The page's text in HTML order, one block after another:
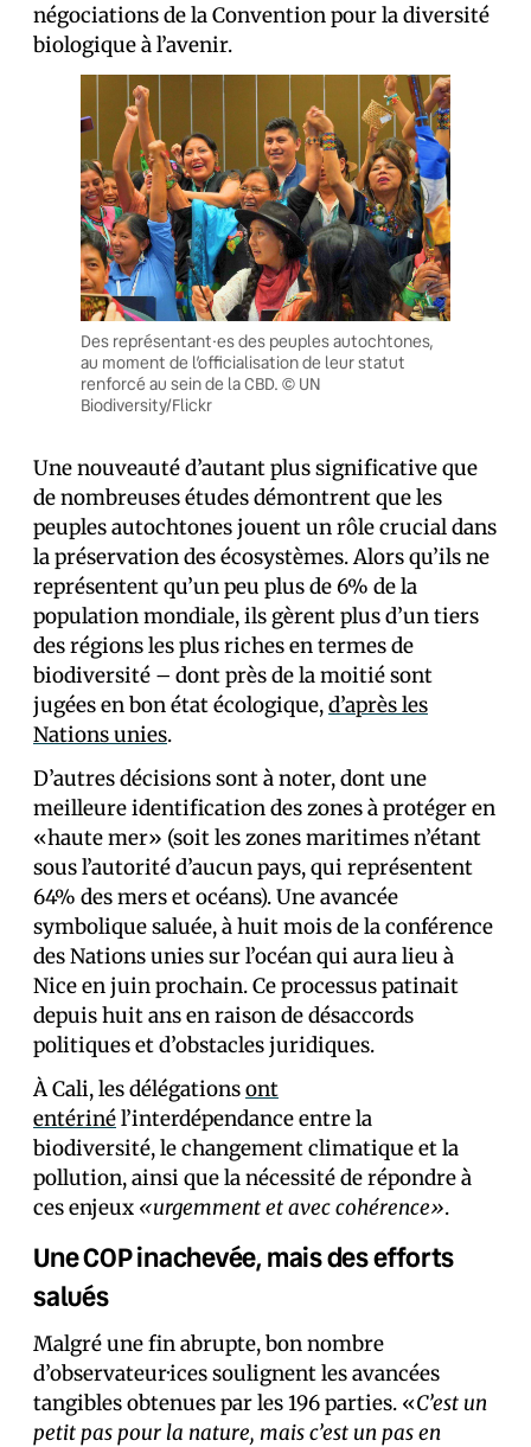
négociations de la Convention pour la diversité
biologique à l’avenir.
Des représentant·es des peuples autochtones,
au moment de l’officialisation de leur statut
renforcé au sein de la CBD. © UN
Biodiversity/Flickr
Une nouveauté d’autant plus significative que
de nombreuses études démontrent que les
peuples autochtones jouent un rôle crucial dans
la préservation des écosystèmes. Alors qu’ils ne
représentent qu’un peu plus de 6% de la
population mondiale, ils gèrent plus d’un tiers
des régions les plus riches en termes de
biodiversité – dont près de la moitié sont
jugées en bon état écologique,d’après les
Nations unies.
D’autres décisions sont à noter, dont une
meilleure identification des zones à protéger en
«haute mer» (soit les zones maritimes n’étant
sous l’autorité d’aucun pays, qui représentent
64% des mers et océans). Une avancée
symbolique saluée, à huit mois de la conférence
des Nations unies sur l’océan qui aura lieu à
Nice en juin prochain. Ce processus patinait
depuis huit ans en raison de désaccords
politiques et d’obstacles juridiques.
À Cali, les délégationsont
entérinél’interdépendance entre la
biodiversité, le changement climatique et la
pollution, ainsi que la nécessité de répondre à
ces enjeux «urgemment et avec cohérence».
Une COP inachevée, mais des efforts
salués
Malgré une fin abrupte, bon nombre
d’observateur·ices soulignent les avancées
tangibles obtenues par les 196 parties. «C’est un
petit pas pour la nature, mais c’est un pas en